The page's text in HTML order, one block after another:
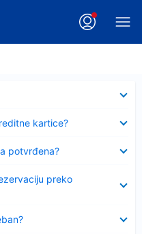
kartice?
potvrđena?
preko